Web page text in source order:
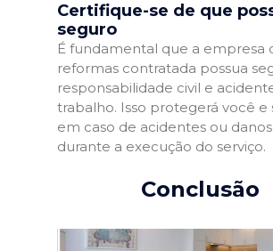
Certifique-se de que
seguro
É fundamental que a empresa
reformas contratada possua
responsabilidade civil e
trabalho. Isso protegerá você e
em caso de acidentes ou
durante a execução do serviço.
Conclusão